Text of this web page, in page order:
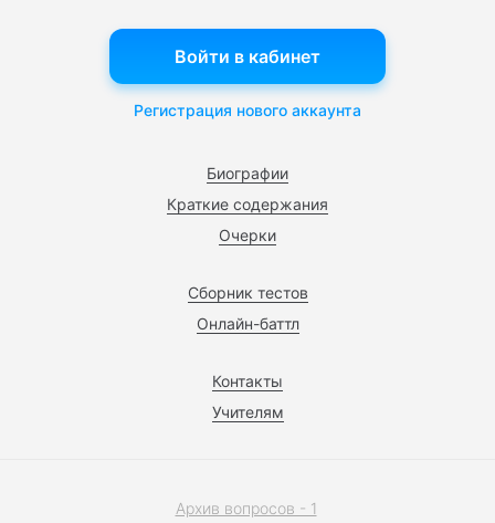
Биографии
Краткие содержания
Очерки
Сборник тестов
Онлайн-баттл
Контакты
Учителям
Войти в кабинет
Регистрация нового аккаунта
Архив вопросов - 1